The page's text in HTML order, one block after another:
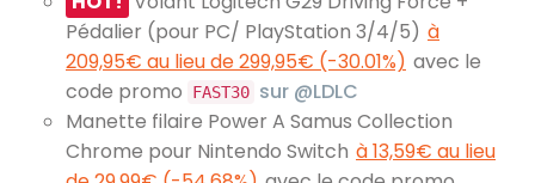
Pédalier (pour PC/ PlayStation 3/4/5) à
209,95€ au lieu de 299,95€ (-30.01%) avec le
code promo
FAST30 sur @LDLC
Manette filaire Power A Samus Collection
Chrome pour Nintendo Switch à 13,59€ au lieu